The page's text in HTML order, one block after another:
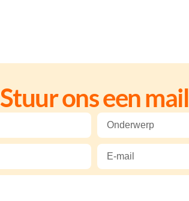
Stuur ons een mail